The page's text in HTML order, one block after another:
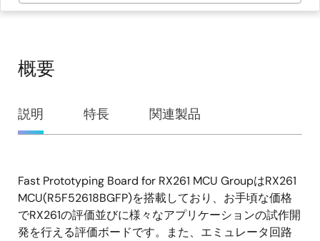
概要
概
要
説明 特長 関連製品
説
明
Fast Prototyping Board for RX261 MCU GroupはRX261
MCU(R5F52618BGFP)を搭載しており、お手頃な価格
でRX261の評価並びに様々なアプリケーションの試作開
発を行える評価ボードです。また、エミュレータ回路